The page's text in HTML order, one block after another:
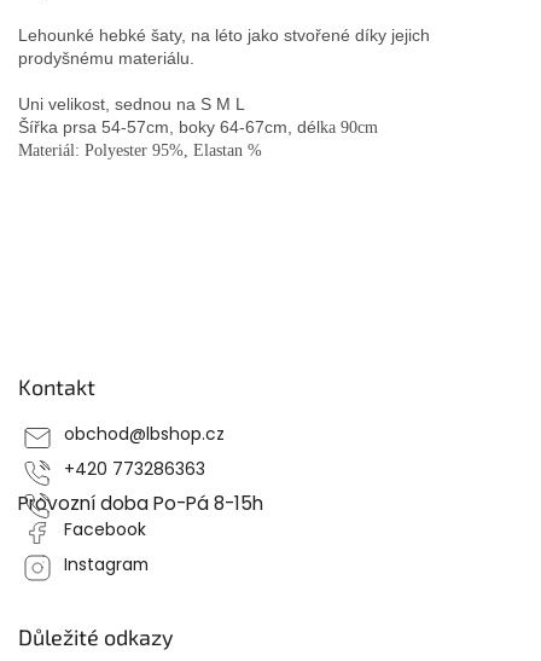
Lehounké hebké šaty, na léto jako stvořené díky jejich
prodyšnému materiálu.
Uni velikost, sednou na S M L
Šířka prsa 54-57cm, boky 64-67cm, délka 90cm
Materiál: Polyester 95%, Elastan %
Kontakt
obchod@lbshop.cz
+420 773286363
Provozní doba Po-Pá 8-15h
Facebook
Instagram
Důležité odkazy